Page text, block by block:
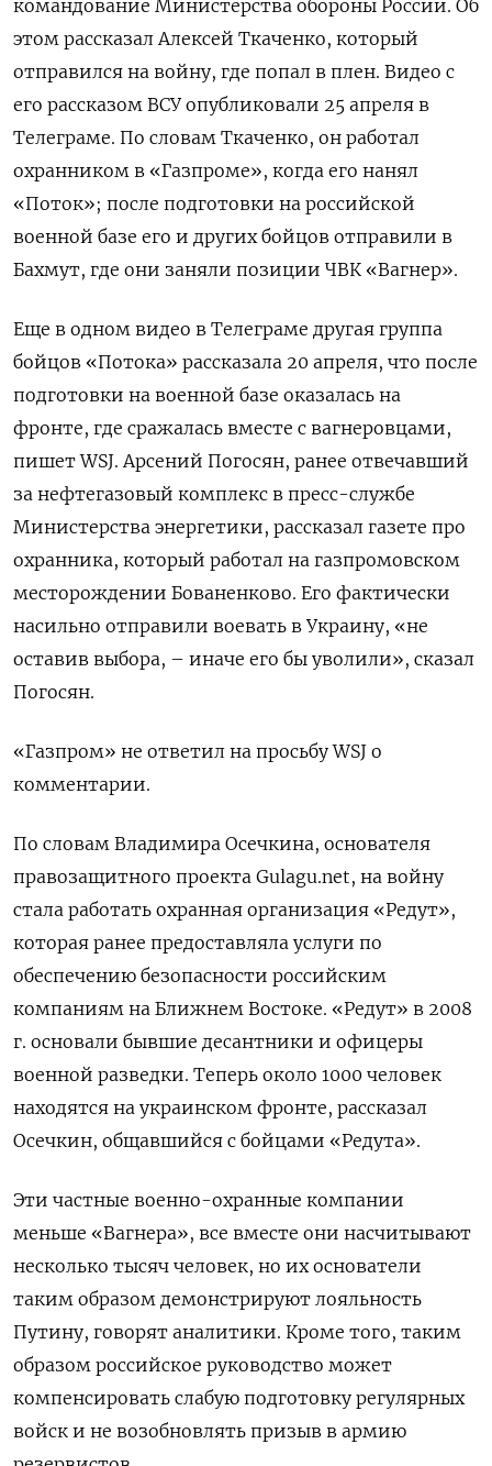
командование Министерства обороны России. Об
этом рассказал Алексей Ткаченко, который
отправился на войну, где попал в плен. Видео с
его рассказом ВСУ опубликовали 25 апреля в
Телеграме. По словам Ткаченко, он работал
охранником в «Газпроме», когда его нанял
«Поток»; после подготовки на российской
военной базе его и других бойцов отправили в
Бахмут, где они заняли позиции ЧВК «Вагнер».
Еще в одном видео в Телеграме другая группа
бойцов «Потока» рассказала 20 апреля, что после
подготовки на военной базе оказалась на
фронте, где сражалась вместе с вагнеровцами,
пишет WSJ. Арсений Погосян, ранее отвечавший
за нефтегазовый комплекс в пресс-службе
Министерства энергетики, рассказал газете про
охранника, который работал на газпромовском
месторождении Бованенково. Его фактически
насильно отправили воевать в Украину, «не
оставив выбора, – иначе его бы уволили», сказал
Погосян.
«Газпром» не ответил на просьбу WSJ о
комментарии.
По словам Владимира Осечкина, основателя
правозащитного проекта Gulagu.net, на войну
стала работать охранная организация «Редут»,
которая ранее предоставляла услуги по
обеспечению безопасности российским
компаниям на Ближнем Востоке. «Редут» в 2008
г. основали бывшие десантники и офицеры
военной разведки. Теперь около 1000 человек
находятся на украинском фронте, рассказал
Осечкин, общавшийся с бойцами «Редута».
Эти частные военно-охранные компании
меньше «Вагнера», все вместе они насчитывают
несколько тысяч человек, но их основатели
таким образом демонстрируют лояльность
Путину, говорят аналитики. Кроме того, таким
образом российское руководство может
компенсировать слабую подготовку регулярных
войск и не возобновлять призыв в армию